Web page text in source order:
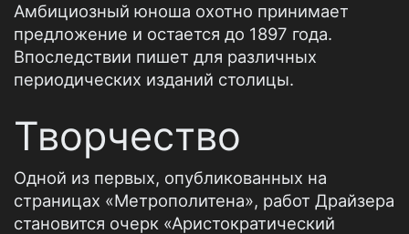
Амбициозный юноша охотно принимает
предложение и остается до 1897 года.
Впоследствии пишет для различных
периодических изданий столицы.
Творчество
Одной из первых, опубликованных на
страницах «Метрополитена», работ Драйзера
становится очерк «Аристократический